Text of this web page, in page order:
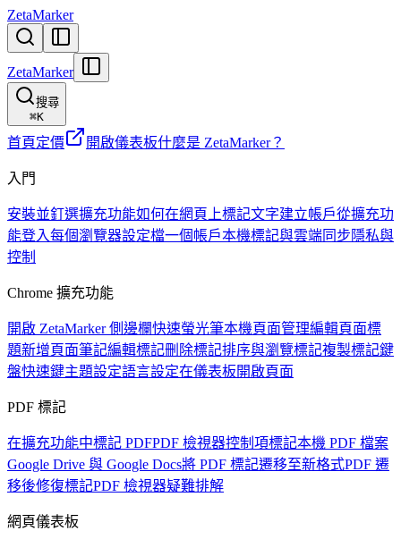
ZetaMarker
ZetaMarker
搜尋
⌘K
首頁定價 開啟儀表板什麼是 ZetaMarker？
入門
安裝並釘選擴充功能如何在網頁上標記文字建立帳戶從擴充功
能登入每個瀏覽器設定檔一個帳戶本機標記與雲端同步隱私與
控制
Chrome 擴充功能
開啟 ZetaMarker 側邊欄快速螢光筆本機頁面管理編輯頁面標
題新增頁面筆記編輯標記刪除標記排序與瀏覽標記複製標記鍵
盤快速鍵主題設定語言設定在儀表板開啟頁面
PDF 標記
在擴充功能中標記 PDFPDF 檢視器控制項標記本機 PDF 檔案
Google Drive 與 Google Docs將 PDF 標記遷移至新格式PDF 遷
移後修復標記PDF 檢視器疑難排解
網頁儀表板